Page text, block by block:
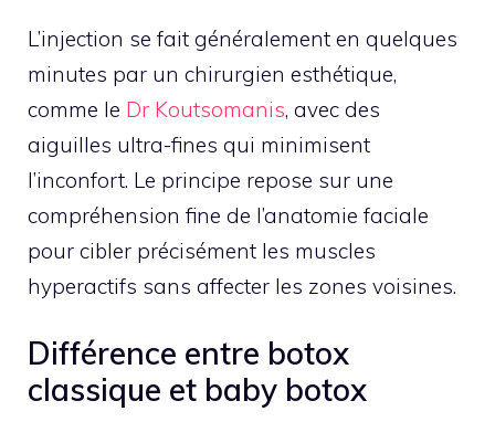
L’injection se fait généralement en quelques
minutes par un chirurgien esthétique,
comme le Dr Koutsomanis, avec des
aiguilles ultra-fines qui minimisent
l’inconfort. Le principe repose sur une
compréhension fine de l’anatomie faciale
pour cibler précisément les muscles
hyperactifs sans affecter les zones voisines.
Différence entre botox
classique et baby botox